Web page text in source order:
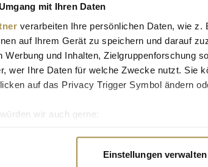
mit Ihren Daten
verarbeiten Ihre persönlichen Daten, wie
auf Ihrem Gerät zu speichern und darauf
Werbung und Inhalten, Zielgruppenforschung
wer Ihre Daten für welche Zwecke nutzt. Sie
auf das Privacy Trigger Symbol ändern
wir auch gerne:
wie Ihre persönlichen Daten verarbeitet
Einstellungen verwalten